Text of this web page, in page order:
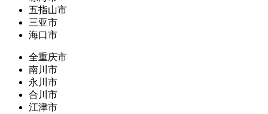
五指山市
三亚市
海口市
全重庆市
南川市
永川市
合川市
江津市